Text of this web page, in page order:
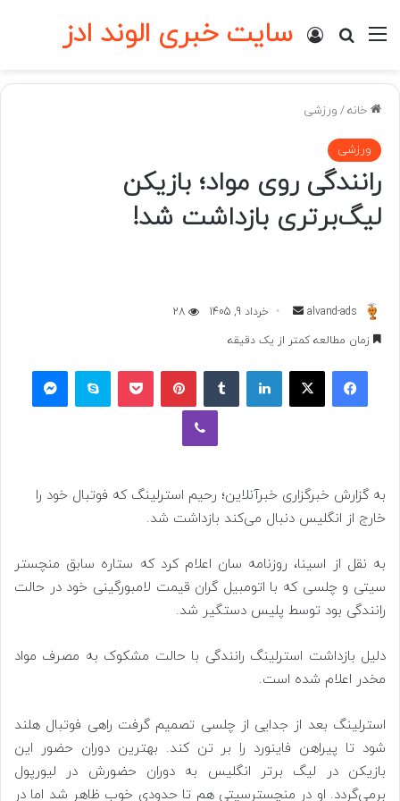
سایت خبری الوند ادز منو جستجو برای
ورود
خانه/ ورزشی
ورزشی
رانندگی روی مواد؛ بازیکن
لیگ‌برتری بازداشت شد!
alvand-ads
ارسال خرداد 9, 1405
28
زمان مطالعه کمتر از یک دقیقه
فیسبوکایکس لینکداینتامبلر پینتریستپاکت اسکایپ مسنجر
وایبر
به گزارش خبرگزاری خبرآنلاین؛ رحیم استرلینگ که فوتبال خود را
خارج از انگلیس دنبال می‌کند بازداشت شد.
به نقل از اسینا، روزنامه سان اعلام کرد که ستاره سابق منچستر
سیتی و چلسی که با اتومبیل گران قیمت لامبورگینی خود در حالت
رانندگی بود توسط پلیس دستگیر شد.
دلیل بازداشت استرلینگ رانندگی با حالت مشکوک به مصرف مواد
مخدر اعلام شده است.
استرلینگ بعد از جدایی از چلسی تصمیم گرفت راهی فوتبال هلند
شود تا پیراهن فاینورد را بر تن کند. بهترین دوران حضور این
بازیکن در لیگ برتر انگلیس به دوران حضورش در لیورپول
برمی‌گردد. او در منچسترسیتی هم تا حدودی خوب ظاهر شد اما در